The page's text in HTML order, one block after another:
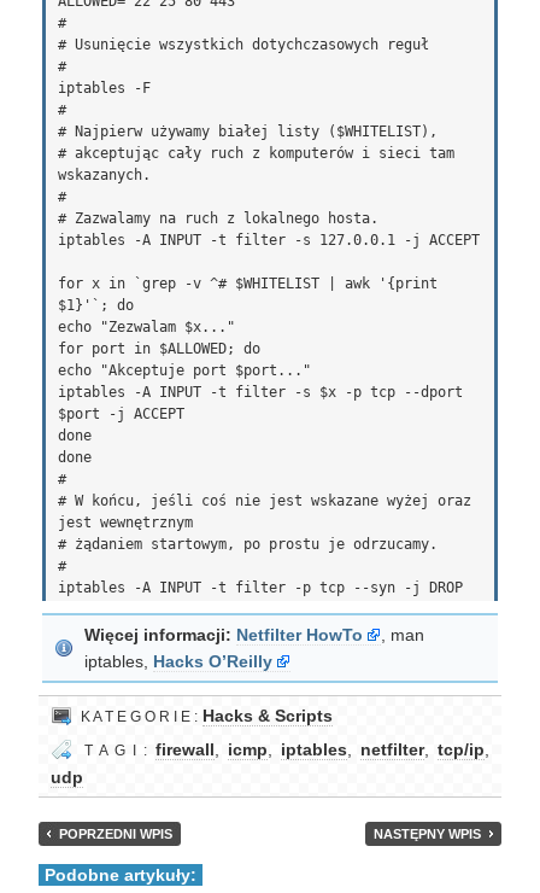
#
# Usunięcie wszystkich dotychczasowych reguł
#
iptables -F
#
# Najpierw używamy białej listy ($WHITELIST),
# akceptując cały ruch z komputerów i sieci tam
wskazanych.
#
# Zazwalamy na ruch z lokalnego hosta.
iptables -A INPUT -t filter -s 127.0.0.1 -j ACCEPT
for x in `grep -v ^# $WHITELIST | awk '{print
$1}'`; do
echo "Zezwalam $x..."
for port in $ALLOWED; do
echo "Akceptuje port $port..."
iptables -A INPUT -t filter -s $x -p tcp --dport
$port -j ACCEPT
done
done
#
# W końcu, jeśli coś nie jest wskazane wyżej oraz
jest wewnętrznym
# żądaniem startowym, po prostu je odrzucamy.
#
Więcej informacji: Netfilter HowTo
, man
iptables, Hacks O’Reilly
K A T E G O R I E : Hacks & Scripts
T A G I : firewall icmp iptables netfilter, tcp/ip
udp
POPRZEDNI WPIS NASTĘPNY WPIS
Podobne artykuły: